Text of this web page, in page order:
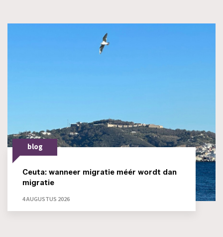
blog
Ceuta: wanneer migratie méér wordt dan
migratie
4 AUGUSTUS 2026